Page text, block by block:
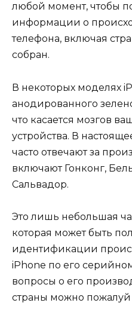
любой момент, чтобы
информации о
телефона, включая
собран.
В некоторых моделях
анодированного
что касается мозгов
устройства. В
часто отвечают за
включают Гонконг,
Сальвадор.
Это лишь небольшая
которая может быть
идентификации
iPhone по его
вопросы о его
страны можно